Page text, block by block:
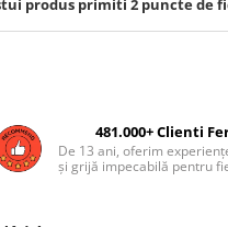
produs primiti 2 puncte de
481.000+ Clienti
De 13 ani, oferim
și grijă impecabilă pentru